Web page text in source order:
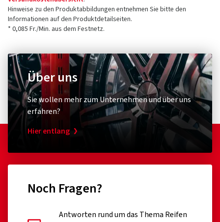
Hinweise zu den Produktabbildungen entnehmen Sie bitte den
Informationen auf den Produktdetailseiten.
* 0,085 Fr./Min. aus dem Festnetz.
Über uns
Sie wollen mehr zum Unternehmen und über uns
erfahren?
Hier entlang
Noch Fragen?
Antworten rund um das Thema Reifen